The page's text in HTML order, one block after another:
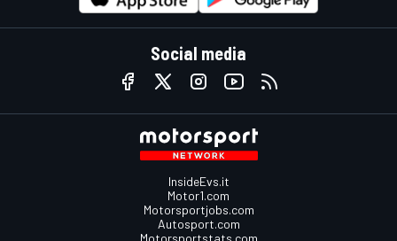
Social media
InsideEvs.it
Motor1.com
Motorsportjobs.com
Autosport.com